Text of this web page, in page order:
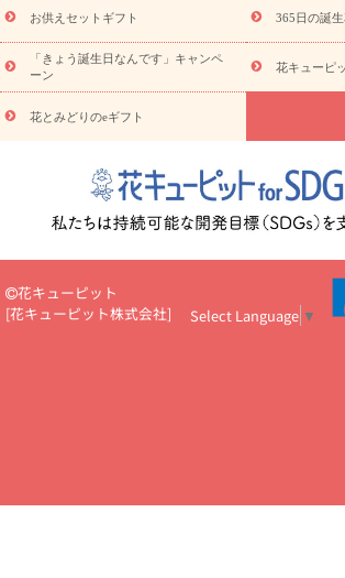
ド
お花の種類 トルコキキョ
お祝い お祝い・3000円～ お祝い・
5000円～
お祝い・7000円～ お祝い・
悔やみ
円～
お供え・お悔やみ・
読み物
いのマナー
定年退職祝いのマナー
お祝い
花キューピットのお祝いコラム一覧
彩心理学」で選ぶ方法
結婚祝いの予算相場
ール
新築引っ越し祝いコラム お祝い花の
場上司や先輩へ贈るお祝い花の正解は？
開店
あり)
花キューピット×専門家
CO2排出量
お供えセットギフト 365日の誕
「きょう誕生日なんです」キャンペ
ーン
花キューピ
花とみどりのeギフト
花キューピット
[花キューピット株式会社] Select Language ▼